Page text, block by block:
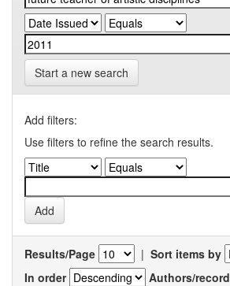
Start a new search
Add filters:
Use filters to refine the search results.
Results/Page | Sort items by
In order
Authors/record